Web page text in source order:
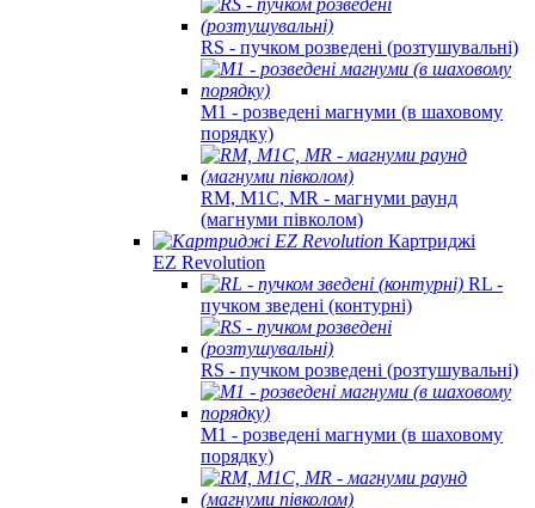
RS - пучком розведені (розтушувальні)
M1 - розведені магнуми (в шаховому
порядку)
RM, M1C, MR - магнуми раунд
(магнуми півколом)
Картриджі
EZ Revolution
RL -
пучком зведені (контурні)
RS - пучком розведені (розтушувальні)
M1 - розведені магнуми (в шаховому
порядку)